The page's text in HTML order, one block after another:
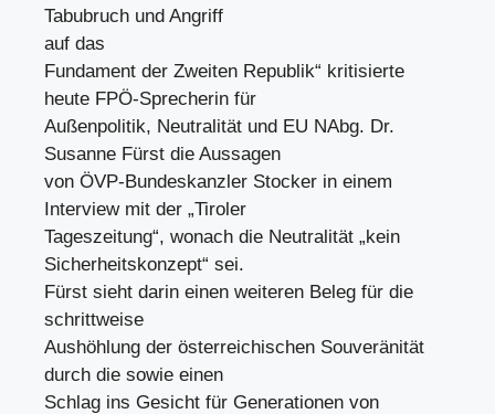
Tabubruch und Angriff
auf das
Fundament der Zweiten Republik“ kritisierte
heute FPÖ-Sprecherin für
Außenpolitik, Neutralität und EU NAbg. Dr.
Susanne Fürst die Aussagen
von ÖVP-Bundeskanzler Stocker in einem
Interview mit der „Tiroler
Tageszeitung“, wonach die Neutralität „kein
Sicherheitskonzept“ sei.
Fürst sieht darin einen weiteren Beleg für die
schrittweise
Aushöhlung der österreichischen Souveränität
durch die sowie einen
Schlag ins Gesicht für Generationen von